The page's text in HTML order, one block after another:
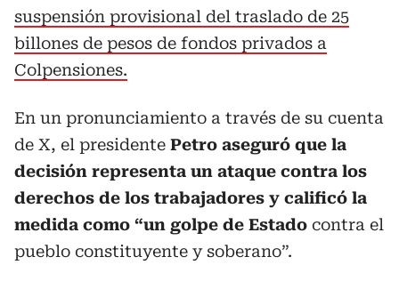
suspensión provisional del traslado de 25
billones de pesos de fondos privados a
Colpensiones.
En un pronunciamiento a través de su cuenta
de X, el presidente Petro aseguró que la
decisión representa un ataque contra los
derechos de los trabajadores y calificó la
medida como “un golpe de Estado contra el
pueblo constituyente y soberano”.